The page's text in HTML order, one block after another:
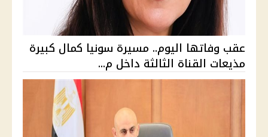
عقب وفاتها اليوم.. مسيرة سونيا كمال كبيرة
مذيعات القناة الثالثة داخل م...